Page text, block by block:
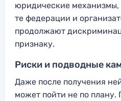
юридические
те федерации и
продолжают
признаку.
Риски и подводные
Даже после получения
может пойти не по плану.